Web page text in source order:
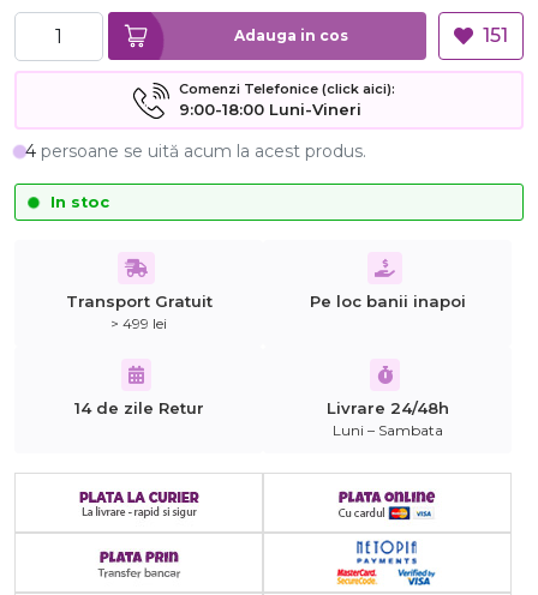
Adauga in cos 151
Comenzi Telefonice (click aici):
9:00-18:00 Luni-Vineri
4 persoane se uită acum la acest produs.
In stoc
Transport Gratuit
> 499 lei
Pe loc banii inapoi
14 de zile Retur Livrare 24/48h
Luni – Sambata